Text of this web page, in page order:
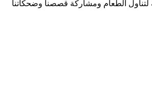
لتناول الطعام ومشاركة قصصنا وضحكاتنا